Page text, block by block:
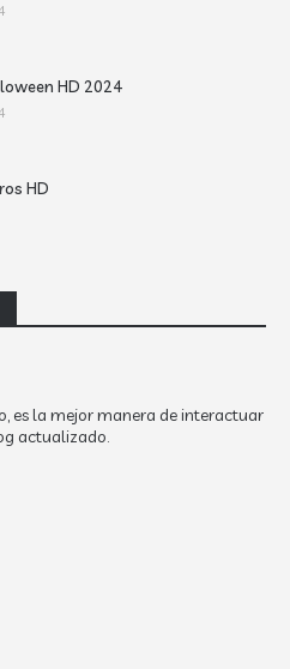
HD 2024
HD
es la mejor manera de interactuar
actualizado.